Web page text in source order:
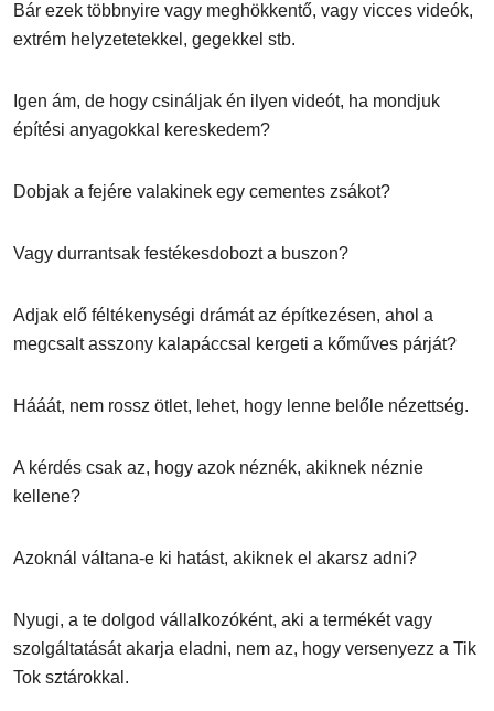
Bár ezek többnyire vagy meghökkentő, vagy vicces videók,
extrém helyzetetekkel, gegekkel stb.
Igen ám, de hogy csináljak én ilyen videót, ha mondjuk
építési anyagokkal kereskedem?
Dobjak a fejére valakinek egy cementes zsákot?
Vagy durrantsak festékesdobozt a buszon?
Adjak elő féltékenységi drámát az építkezésen, ahol a
megcsalt asszony kalapáccsal kergeti a kőműves párját?
Hááát, nem rossz ötlet, lehet, hogy lenne belőle nézettség.
A kérdés csak az, hogy azok néznék, akiknek néznie
kellene?
Azoknál váltana-e ki hatást, akiknek el akarsz adni?
Nyugi, a te dolgod vállalkozóként, aki a termékét vagy
szolgáltatását akarja eladni, nem az, hogy versenyezz a Tik
Tok sztárokkal.